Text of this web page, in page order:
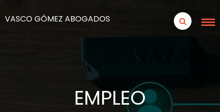
VASCO GÓMEZ ABOGADOS
EMPLEO